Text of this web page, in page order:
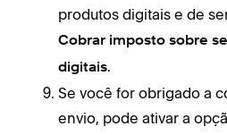
produtos digitais e de
Cobrar imposto sobre
digitais.
Se você for obrigado a
envio, pode ativar a